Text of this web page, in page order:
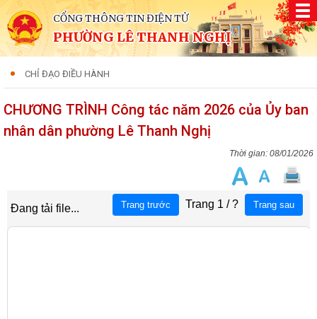
CỔNG THÔNG TIN ĐIỆN TỬ
PHƯỜNG LÊ THANH NGHỊ
CHỈ ĐẠO ĐIỀU HÀNH
CHƯƠNG TRÌNH Công tác năm 2026 của Ủy ban
nhân dân phường Lê Thanh Nghị
08/01/2026